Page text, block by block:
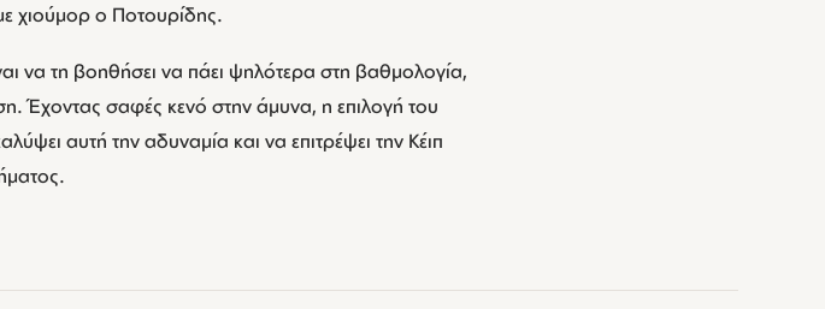
χιούμορ ο Ποτουρίδης.
να τη βοηθήσει να πάει ψηλότερα στη βαθμολογία,
Έχοντας σαφές κενό στην άμυνα, η επιλογή του
αυτή την αδυναμία και να επιτρέψει την Κέιπ